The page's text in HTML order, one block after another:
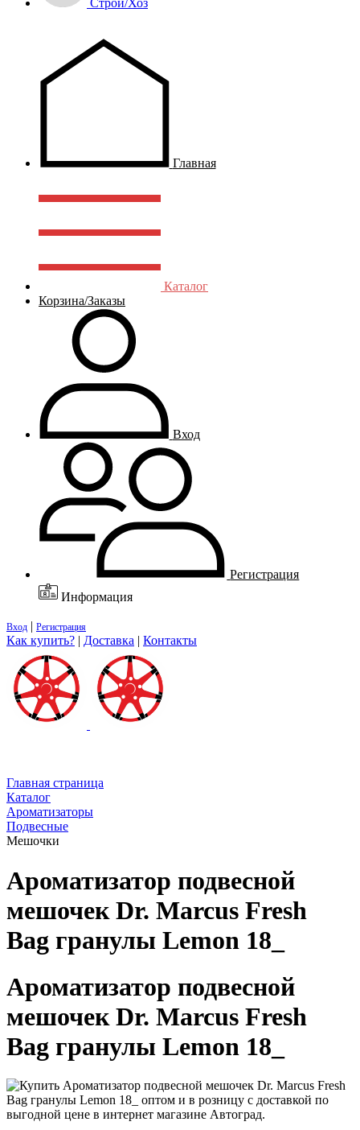
Строй/Хоз
Главная
Каталог
Корзина/Заказы
Вход
Регистрация
Информация
Вход | Регистрация
Как купить? | Доставка | Контакты
Главная страница
Каталог
Ароматизаторы
Подвесные
Мешочки
Ароматизатор подвесной
мешочек Dr. Marcus Fresh
Bag гранулы Lemon 18_
Ароматизатор подвесной
мешочек Dr. Marcus Fresh
Bag гранулы Lemon 18_